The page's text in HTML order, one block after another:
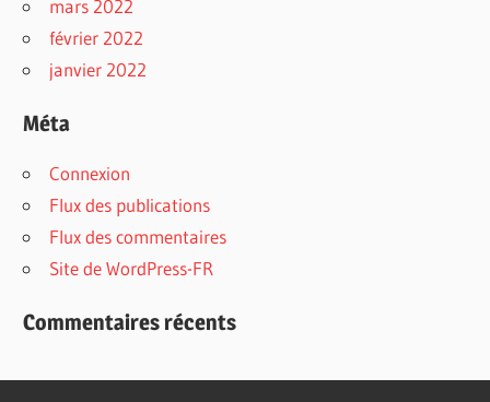
mars 2022
février 2022
janvier 2022
Méta
Connexion
Flux des publications
Flux des commentaires
Site de WordPress-FR
Commentaires récents